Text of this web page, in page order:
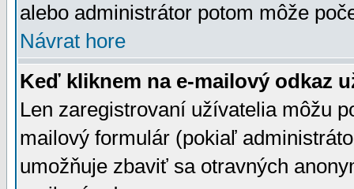
alebo administrátor potom môže
Návrat hore
Keď kliknem na e-mailový odkaz
Len zaregistrovaní užívatelia môžu
mailový formulár (pokiaľ
umožňuje zbaviť sa otravných